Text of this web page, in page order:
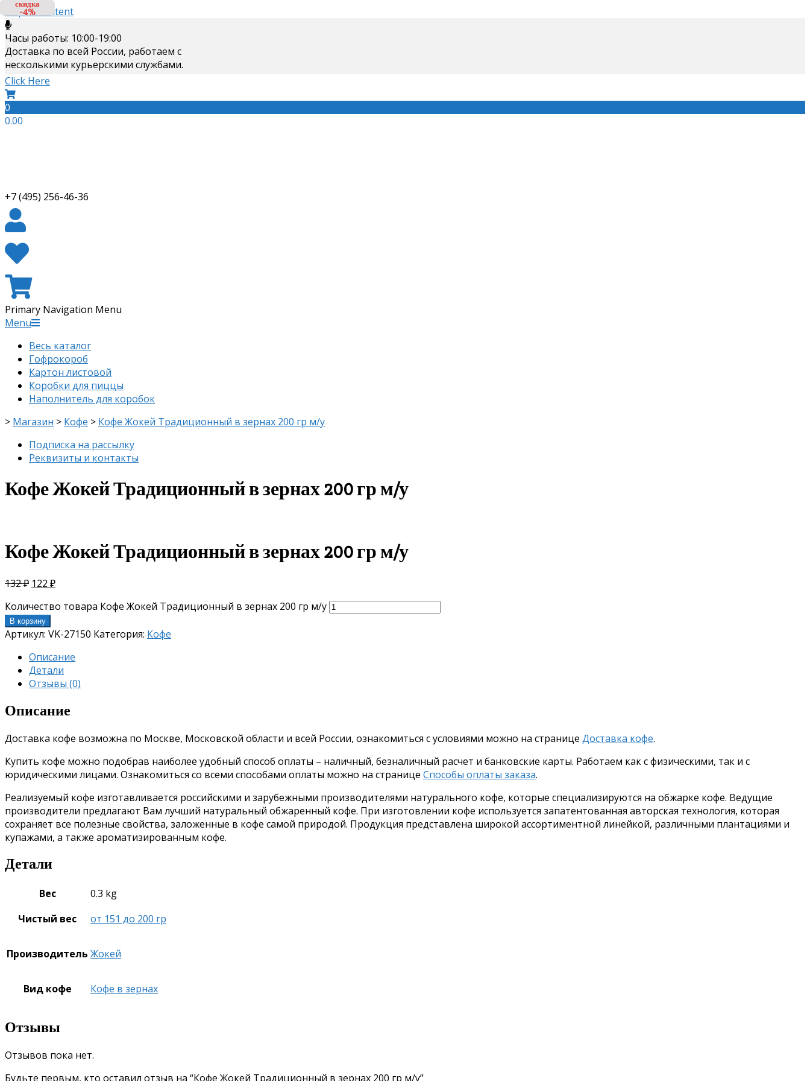
Skip to content
Часы работы: 10:00-19:00
Доставка по всей России, работаем с
несколькими курьерскими службами.
Click Here
0
0.00
+7 (495) 256-46-36
Primary Navigation Menu
Menu
Весь каталог
Гофрокороб
Картон листовой
Коробки для пиццы
Наполнитель для коробок
> Магазин > Кофе > Кофе Жокей Традиционный в зернах 200 гр м/у
Подписка на рассылку
Реквизиты и контакты
Кофе Жокей Традиционный в зернах 200 гр м/у
Кофе Жокей Традиционный в зернах 200 гр м/у
132₽ 122 ₽
Количество товара Кофе Жокей Традиционный в зернах 200 гр м/у
В корзину
Артикул: VK-27150 Категория: Кофе
Описание
Детали
Отзывы (0)
Описание
Доставка кофе возможна по Москве, Московской области и всей России, ознакомиться с условиями можно на странице Доставка кофе.
Купить кофе можно подобрав наиболее удобный способ оплаты – наличный, безналичный расчет и банковские карты. Работаем как с физическими, так и с
юридическими лицами. Ознакомиться со всеми способами оплаты можно на странице Способы оплаты заказа.
Реализуемый кофе изготавливается российскими и зарубежными производителями натурального кофе, которые специализируются на обжарке кофе. Ведущие
производители предлагают Вам лучший натуральный обжаренный кофе. При изготовлении кофе используется запатентованная авторская технология, которая
сохраняет все полезные свойства, заложенные в кофе самой природой. Продукция представлена широкой ассортиментной линейкой, различными плантациями и
купажами, а также ароматизированным кофе.
Детали
Вес
0.3 kg
Чистый вес
от 151 до 200 гр
Производитель Жокей
Вид кофе Кофе в зернах
Отзывы
Отзывов пока нет.
Будьте первым, кто оставил отзыв на “Кофе Жокей Традиционный в зернах 200 гр м/у”
скидка
-10%
скидка
-10%
скидка
-8%
скидка
-4%